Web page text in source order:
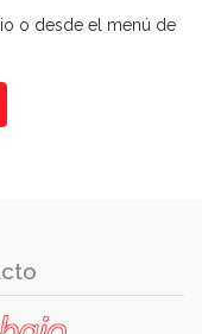
o desde el menú de